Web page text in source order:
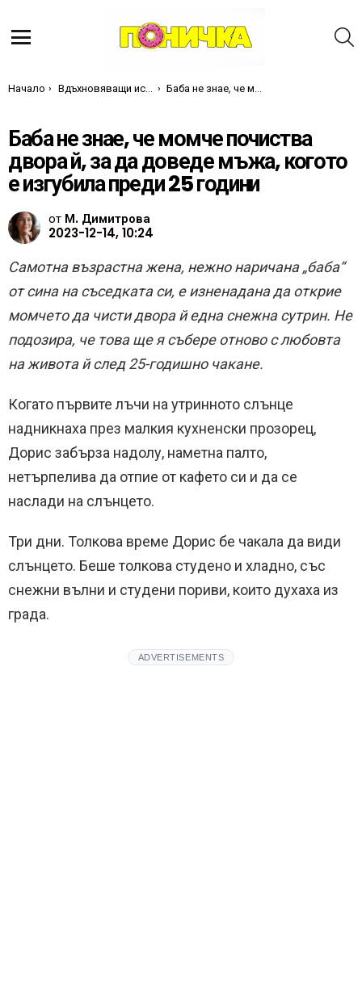
Ти си тук:
Начало Вдъхновяващи истории Баба не знае, че момче почиства двора й, за да доведе мъжа, когото е изгубила преди 25 години
Баба не знае, че момче почиства
двора й, за да доведе мъжа, когото
е изгубила преди 25 години
от М. Димитрова
2023-12-14, 10:24
Самотна възрастна жена, нежно наричана „баба“
от сина на съседката си, е изненадана да открие
момчето да чисти двора й една снежна сутрин. Не
подозира, че това ще я събере отново с любовта
на живота й след 25-годишно чакане.
Когато първите лъчи на утринното слънце
надникнаха през малкия кухненски прозорец,
Дорис забърза надолу, наметна палто,
нетърпелива да отпие от кафето си и да се
наслади на слънцето.
Три дни. Толкова време Дорис бе чакала да види
слънцето. Беше толкова студено и хладно, със
снежни вълни и студени пориви, които духаха из
града.
ADVERTISEMENTS